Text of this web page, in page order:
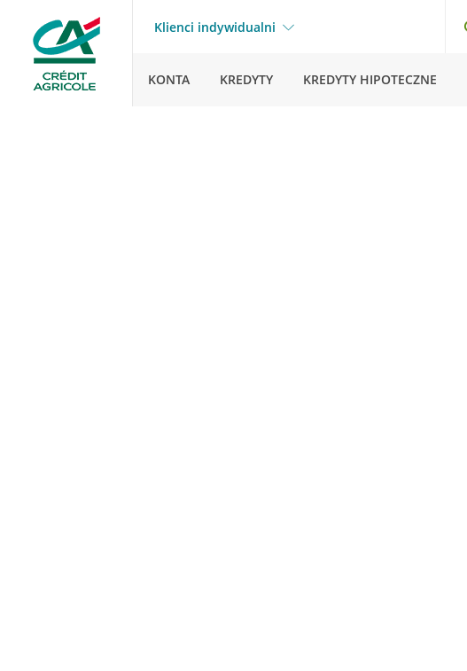
Klienci indywidualni
KONTA KREDYTY KREDYTY HIPOTECZNE